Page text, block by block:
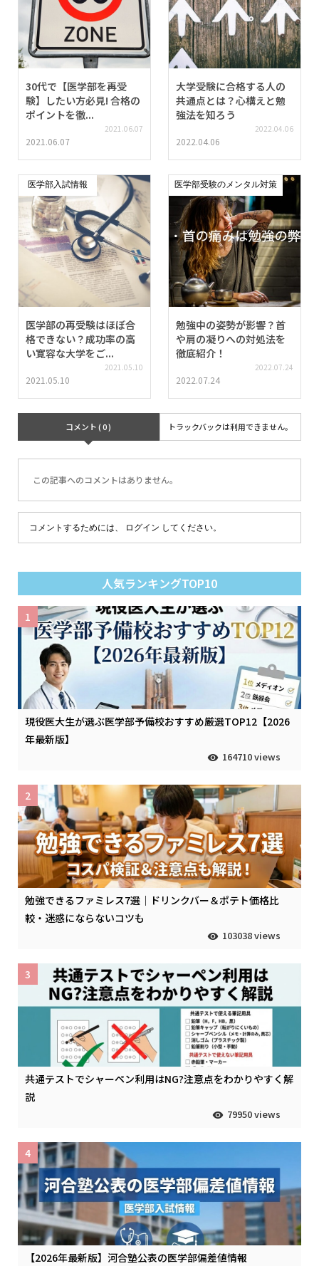
30代で【医学部を再受
験】したい方必見! 合格の
ポイントを徹...
2021.06.07
2021.06.07
大学受験に合格する人の
共通点とは？心構えと勉
強法を知ろう
2022.04.06
2022.04.06
医学部入試情報
医学部の再受験はほぼ合
格できない？成功率の高
い寛容な大学をご...
2021.05.10
2021.05.10
医学部受験のメンタル対策
勉強中の姿勢が影響？首
や肩の凝りへの対処法を
徹底紹介！
2022.07.24
2022.07.24
コメント ( 0 ) トラックバックは利用できません。
この記事へのコメントはありません。
コメントするためには、 ログイン してください。
人気ランキングTOP10
現役医大生が選ぶ医学部予備校おすすめ厳選TOP12【2026
年最新版】
164710 views
1
勉強できるファミレス7選｜ドリンクバー＆ポテト価格比
較・迷惑にならないコツも
103038 views
2
共通テストでシャーペン利用はNG?注意点をわかりやすく解
説
79950 views
3
【2026年最新版】河合塾公表の医学部偏差値情報
4